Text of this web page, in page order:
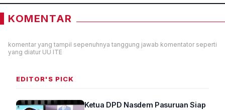
KOMENTAR
komentar yang tampil sepenuhnya tanggung jawab komentator seperti
yang diatur UU ITE
EDITOR'S PICK
Ketua DPD Nasdem Pasuruan Siap